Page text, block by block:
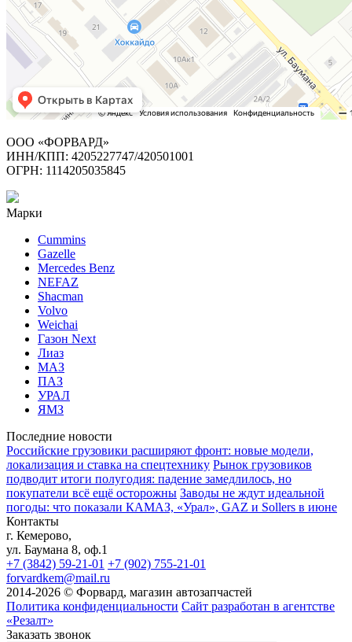
ООО «ФОРВАРД»
ИНН/КПП: 4205227747/420501001
ОГРН: 1114205035845
Марки
Cummins
Gazelle
Mercedes Benz
NEFAZ
Shacman
Volvo
Weichai
Газон Next
Лиаз
МАЗ
ПАЗ
УРАЛ
ЯМЗ
Последние новости
Российские грузовики расширяют фронт: новые модели,
локализация и ставка на спецтехнику Рынок грузовиков
подводит итоги полугодия: падение замедлилось, но
покупатели всё ещё осторожны Заводы не ждут идеальной
погоды: что показали КАМАЗ, «Урал», GAZ и Sollers в июне
Контакты
г. Кемерово,
ул. Баумана 8, оф.1
+7 (3842) 59-21-01 +7 (902) 755-21-01
forvardkem@mail.ru
2014-2026 © Форвард, магазин автозапчастей
Политика конфиденциальности Сайт разработан в агентстве
«Резалт»
Заказать звонок